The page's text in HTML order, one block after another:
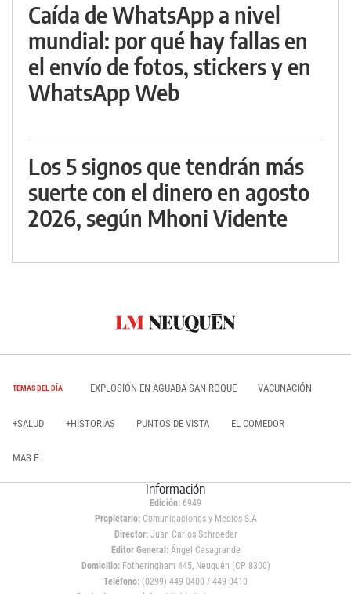
Caída de WhatsApp a nivel
mundial: por qué hay fallas en
el envío de fotos, stickers y en
WhatsApp Web
Los 5 signos que tendrán más
suerte con el dinero en agosto
2026, según Mhoni Vidente
TEMAS DEL DÍA EXPLOSIÓN EN AGUADA SAN ROQUE VACUNACIÓN
+SALUD +HISTORIAS PUNTOS DE VISTA EL COMEDOR
MAS E
Información
Edición: 6949
Propietario:Comunicaciones y Medios S.A
Director: Juan Carlos Schroeder
Editor General:Ángel Casagrande
Domicilio:Fotheringham 445, Neuquén (CP 8300)
Teléfono: (0299) 449 0400 / 449 0410